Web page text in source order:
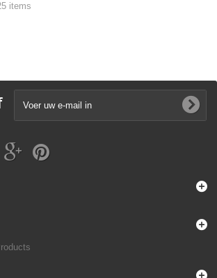
items